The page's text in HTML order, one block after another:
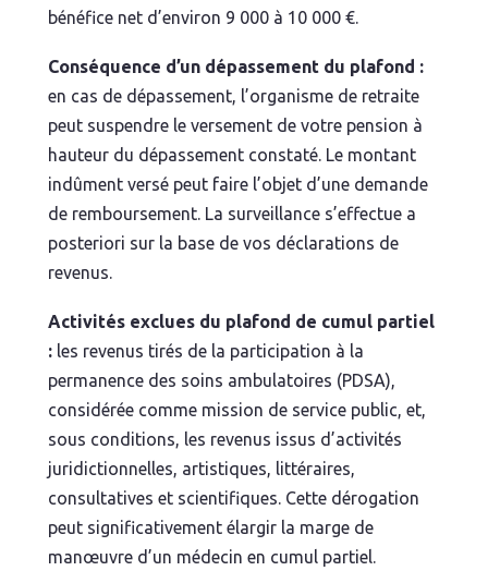
bénéfice net d’environ 9 000 à 10 000 €.
Conséquence d’un dépassement du plafond :
en cas de dépassement, l’organisme de retraite
peut suspendre le versement de votre pension à
hauteur du dépassement constaté. Le montant
indûment versé peut faire l’objet d’une demande
de remboursement. La surveillance s’effectue a
posteriori sur la base de vos déclarations de
revenus.
Activités exclues du plafond de cumul partiel
: les revenus tirés de la participation à la
permanence des soins ambulatoires (PDSA),
considérée comme mission de service public, et,
sous conditions, les revenus issus d’activités
juridictionnelles, artistiques, littéraires,
consultatives et scientifiques. Cette dérogation
peut significativement élargir la marge de
manœuvre d’un médecin en cumul partiel.